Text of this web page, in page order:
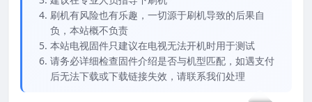
刷机有风险也有乐趣，一切源于刷机导致的后果自
负，本站概不负责
本站电视固件只建议在电视无法开机时用于测试
请务必详细检查固件介绍是否与机型匹配，如遇支付
后无法下载或下载链接失效，请联系我们处理